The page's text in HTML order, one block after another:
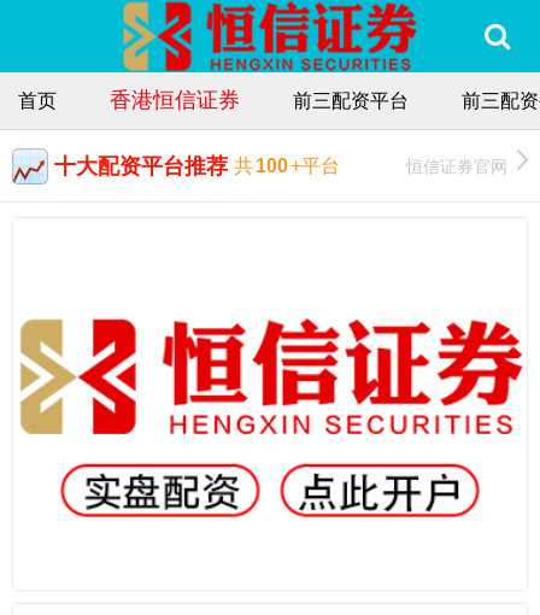
首页 香港恒信证券 前三配资平台 前三配
十大配资平台推荐 共100+平台 恒信证券官网